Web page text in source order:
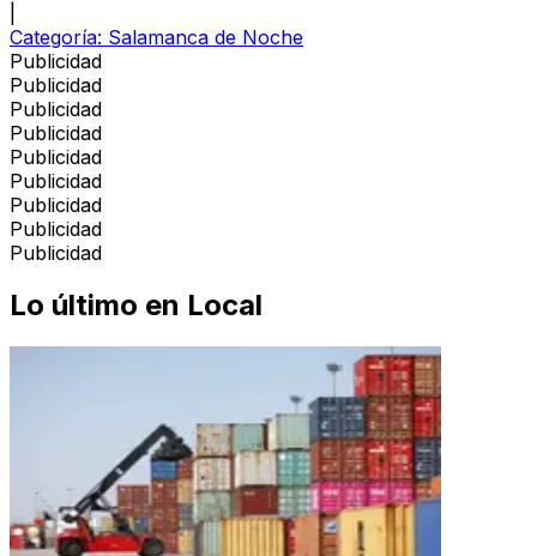
Categoría: Salamanca de Noche
Publicidad
Publicidad
Publicidad
Publicidad
Publicidad
Publicidad
Publicidad
Publicidad
Publicidad
Lo último en Local